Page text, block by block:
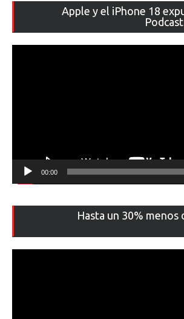
Apple y el iPhone 18
00:00
Hasta un 30% menos